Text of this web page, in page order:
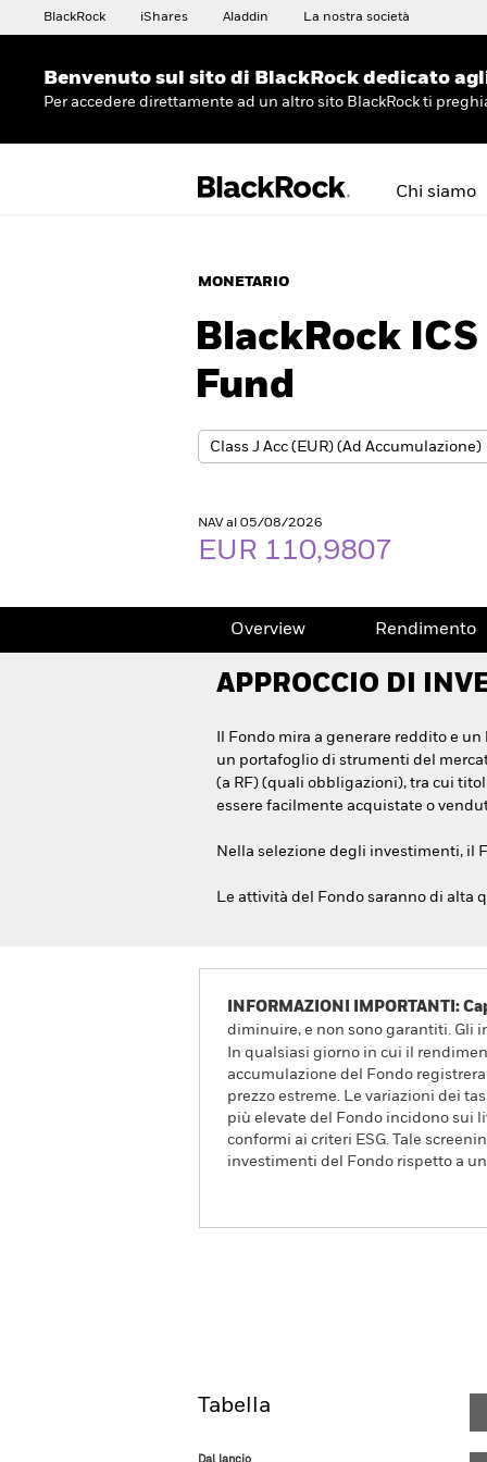
BlackRock iShares Aladdin La nostra società
Benvenuto sul sito di BlackRock dedicato
Per accedere direttamente ad un altro sito BlackRock ti
Chi siamo
MONETARIO
BlackRock
Fund
NAV al 05/08/2026
EUR 110,9807
Overview Rendimento
APPROCCIO DI
Il Fondo mira a generare reddito e
un portafoglio di strumenti del
(a RF) (quali obbligazioni), tra cui
essere facilmente acquistate o
Nella selezione degli investimenti, il
Le attività del Fondo saranno di alta
INFORMAZIONI IMPORTANTI:
diminuire, e non sono garantiti. Gli
In qualsiasi giorno in cui il
accumulazione del Fondo
prezzo estreme. Le variazioni dei
più elevate del Fondo incidono sui
conformi ai criteri ESG. Tale
investimenti del Fondo rispetto a
Tabella
Dal lancio